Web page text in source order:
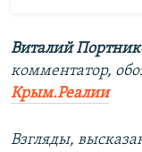
Виталий
комментатор,
Крым.Реалии
Взгляды,